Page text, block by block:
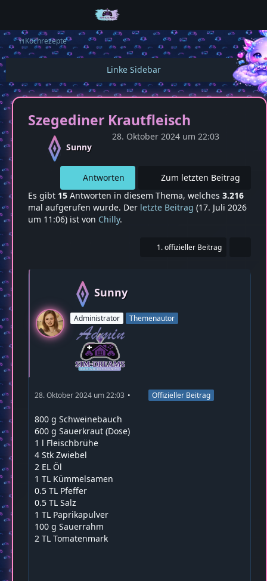
🍴Kochrezepte
Szegediner Krautfleisch
Sunny
28. Oktober 2024 um 22:03
Antworten
Zum letzten Beitrag
Es gibt 15 Antworten in diesem Thema, welches 3.216
mal aufgerufen wurde. Der letzte Beitrag (17. Juli 2026
um 11:06) ist von Chilly.
1. offizieller Beitrag
Sunny
Administrator Themenautor
28. Oktober 2024 um 22:03 Offizieller Beitrag
800 g Schweinebauch
600 g Sauerkraut (Dose)
1 l Fleischbrühe
4 Stk Zwiebel
2 EL Öl
1 TL Kümmelsamen
0.5 TL Pfeffer
0.5 TL Salz
1 TL Paprikapulver
100 g Sauerrahm
2 TL Tomatenmark